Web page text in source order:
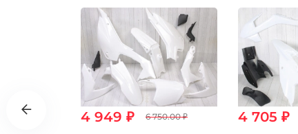
4 949 ₽ 6 750.00 ₽ 4 705 ₽